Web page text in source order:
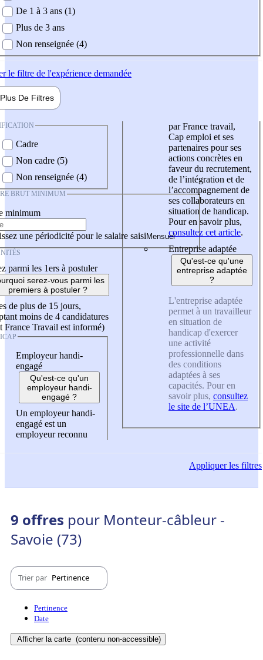
De 1 à 3 ans (1)
Plus de 3 ans
Non renseignée (4)
le filtre de l'expérience demandée
Plus De Filtres
Cadre
Non cadre (5)
Non renseignée (4)
BRUT MINIMUM
minimum
une périodicité pour le salaire saisi
parmi les 1ers à postuler
serez-vous parmi les
premiers à postuler ?
de plus de 15 jours,
moins de 4 candidatures
France Travail est informé)
Employeur handi-
engagé
Qu'est-ce qu'un
employeur handi-
engagé ?
Un employeur handi-
engagé est un
employeur reconnu
par France travail,
Cap emploi et ses
partenaires pour ses
actions concrètes en
faveur du recrutement,
de l’intégration et de
l’accompagnement de
ses collaborateurs en
situation de handicap.
Pour en savoir plus,
consultez cet article.
Entreprise adaptée
Qu'est-ce qu'une
entreprise adaptée
?
L'entreprise adaptée
permet à un travailleur
en situation de
handicap d'exercer
une activité
professionnelle dans
des conditions
adaptées à ses
capacités. Pour en
savoir plus, consultez
le site de l’UNEA.
Appliquerles filtres
9 offres pour Monteur-câbleur -
Savoie (73)
Trier par Pertinence
Pertinence
Date
Afficher la carte (contenu non-accessible)